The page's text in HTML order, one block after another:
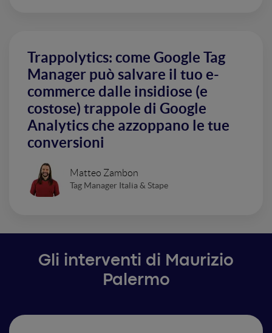
Trappolytics: come Google Tag
Manager può salvare il tuo e-
commerce dalle insidiose (e
costose) trappole di Google
Analytics che azzoppano le tue
conversioni
Matteo Zambon
Tag Manager Italia & Stape
Gli interventi di Maurizio
Palermo